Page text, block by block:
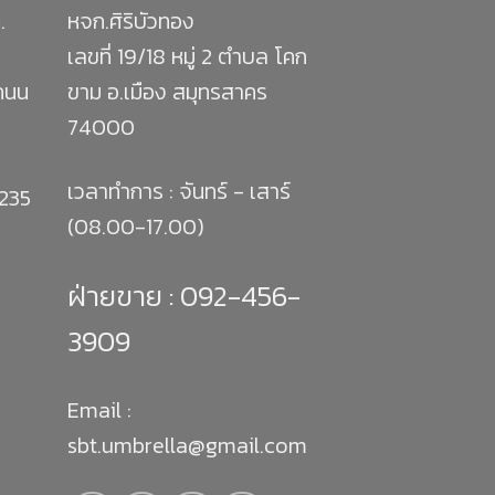
น
หจก.ศิริบัวทอง
เลขที่ 19/18 หมู่ 2 ตำบล โคก
ขาม อ.เมือง สมุทรสาคร
74000
เวลาทำการ : จันทร์ - เสาร์
(08.00-17.00)
ฝ่ายขาย : 092-456-
3909
Email :
sbt.umbrella@gmail.com